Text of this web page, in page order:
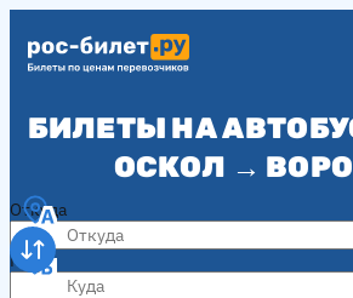
БИЛЕТЫ НА
ОСКОЛ →
Откуда
Куда